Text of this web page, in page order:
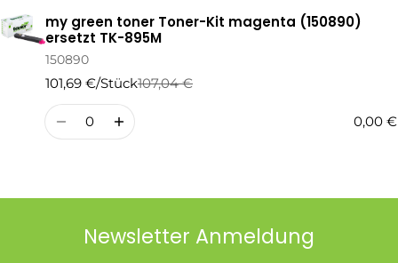
Ihr
Warenkorb
my green toner Toner-Kit magenta (150890)
ersetzt TK-895M
150890
101,69 €/Stück
Regulärer
Preis
107,04 €
Verkaufspreis
Menge
0,00 €
Newsletter Anmeldung